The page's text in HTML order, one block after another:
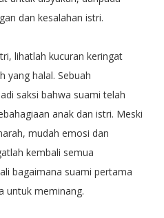
dan kesalahan istri.
lihatlah kucuran keringat
yang halal. Sebuah
saksi bahwa suami telah
anak dan istri. Meski
mudah emosi dan
kembali semua
bagaimana suami pertama
untuk meminang.